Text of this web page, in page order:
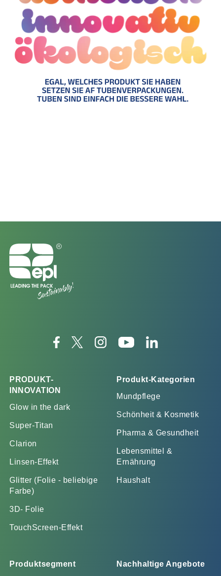
PRODUKT-
INNOVATION
Glow in the dark
Super-Titan
Clarion
Linsen-Effekt
Glitter (Folie - beliebige
Farbe)
3D- Folie
TouchScreen-Effekt
Produkt-Kategorien
Mundpflege
Schönheit & Kosmetik
Pharma & Gesundheit
Lebensmittel &
Ernährung
Haushalt
Produktsegment
Nachhaltige Angebote